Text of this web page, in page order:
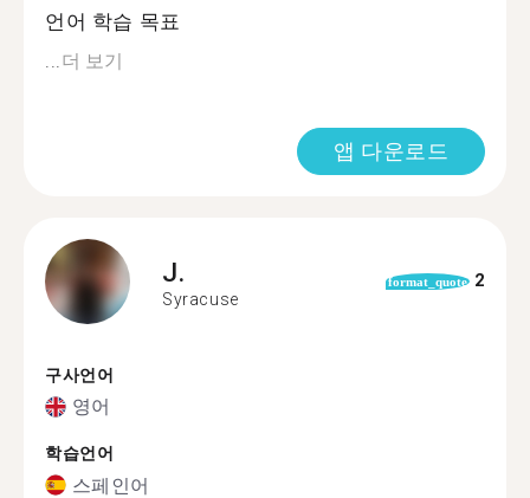
언어 학습 목표
더 보기
앱 다운로드
J.
Syracuse
format_quote 2
구사언어
영어
학습언어
스페인어